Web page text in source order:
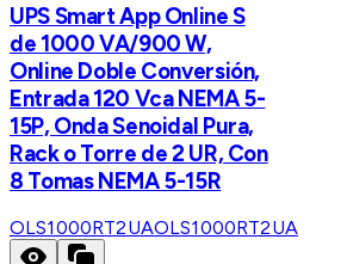
UPS Smart App Online S
de 1000 VA/900 W,
Online Doble Conversión,
Entrada 120 Vca NEMA 5-
15P, Onda Senoidal Pura,
Rack o Torre de 2 UR, Con
8 Tomas NEMA 5-15R
OLS1000RT2UAOLS1000RT2UA